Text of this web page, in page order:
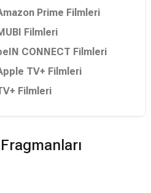
Prime Filmleri
Filmleri
CONNECT Filmleri
TV+ Filmleri
Filmleri